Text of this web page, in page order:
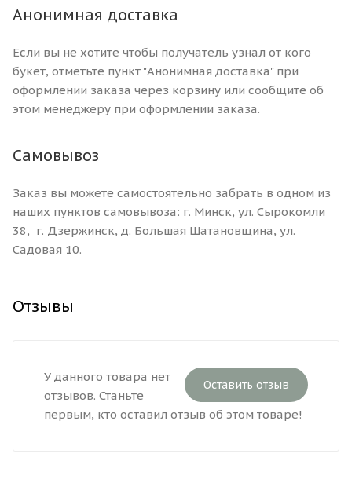
Анонимная доставка
Если вы не хотите чтобы получатель узнал от кого
букет, отметьте пункт "Анонимная доставка" при
оформлении заказа через корзину или сообщите об
этом менеджеру при оформлении заказа.
Самовывоз
Заказ вы можете самостоятельно забрать в одном из
наших пунктов самовывоза: г. Минск, ул. Сырокомли
38, г. Дзержинск, д. Большая Шатановщина, ул.
Садовая 10.
Отзывы
Оставить отзыв
У данного товара нет
отзывов. Станьте
первым, кто оставил отзыв об этом товаре!